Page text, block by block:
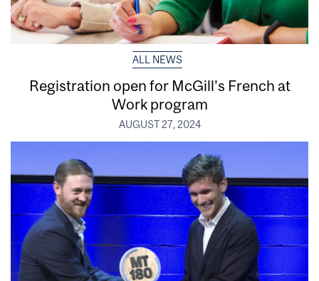
ALL NEWS
Registration open for McGill’s French at
Work program
AUGUST 27, 2024